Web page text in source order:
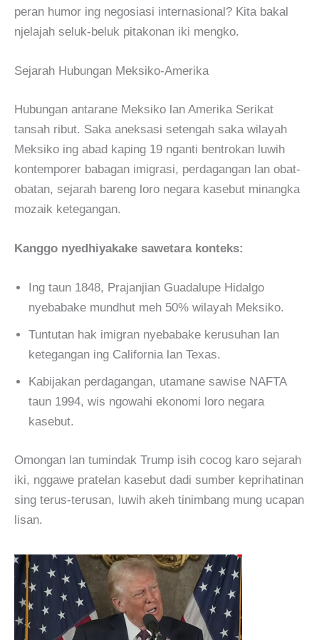
peran humor ing negosiasi internasional? Kita bakal
njelajah seluk-beluk pitakonan iki mengko.
Sejarah Hubungan Meksiko-Amerika
Hubungan antarane Meksiko lan Amerika Serikat
tansah ribut. Saka aneksasi setengah saka wilayah
Meksiko ing abad kaping 19 nganti bentrokan luwih
kontemporer babagan imigrasi, perdagangan lan obat-
obatan, sejarah bareng loro negara kasebut minangka
mozaik ketegangan.
Kanggo nyedhiyakake sawetara konteks:
Ing taun 1848, Prajanjian Guadalupe Hidalgo
nyebabake mundhut meh 50% wilayah Meksiko.
Tuntutan hak imigran nyebabake kerusuhan lan
ketegangan ing California lan Texas.
Kabijakan perdagangan, utamane sawise NAFTA
taun 1994, wis ngowahi ekonomi loro negara
kasebut.
Omongan lan tumindak Trump isih cocog karo sejarah
iki, nggawe pratelan kasebut dadi sumber keprihatinan
sing terus-terusan, luwih akeh tinimbang mung ucapan
lisan.